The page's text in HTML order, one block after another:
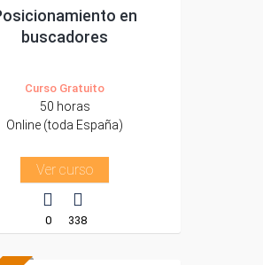
en
buscadores
Curso Gratuito
50 horas
Online (toda España)
Ver curso
0 338